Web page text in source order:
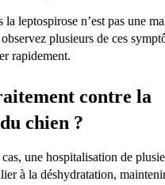
la leptospirose n’est pas une
plusieurs de ces
rapidement.
contre la
chien ?
une hospitalisation de
à la déshydratation,